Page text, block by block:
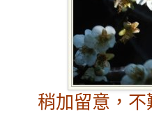
稍加留意，